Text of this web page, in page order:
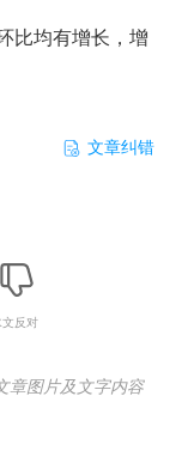
比均有增长，增
文章纠错
反对
章图片及文字内容